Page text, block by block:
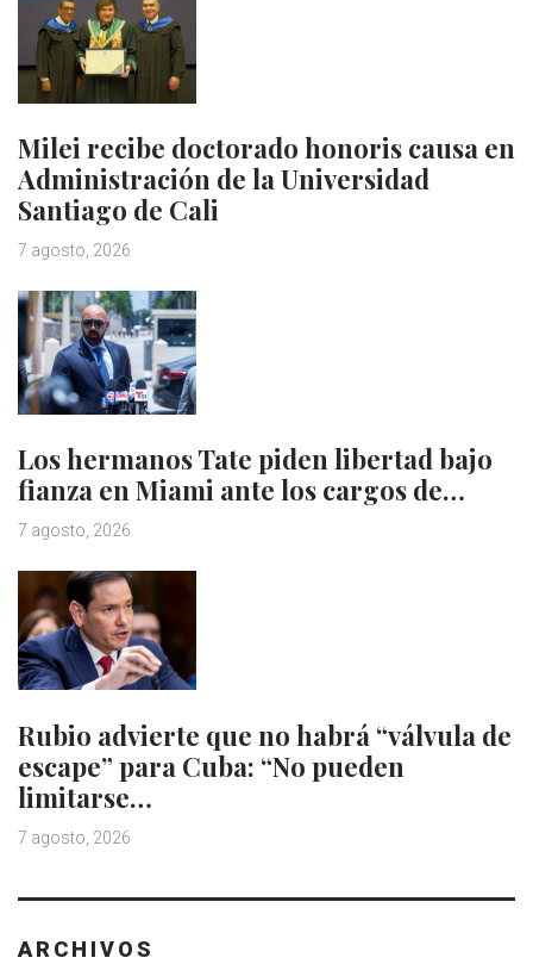
Milei recibe doctorado honoris causa en
Administración de la Universidad
Santiago de Cali
7 agosto, 2026
Los hermanos Tate piden libertad bajo
fianza en Miami ante los cargos de…
7 agosto, 2026
Rubio advierte que no habrá “válvula de
escape” para Cuba: “No pueden
limitarse…
7 agosto, 2026
ARCHIVOS